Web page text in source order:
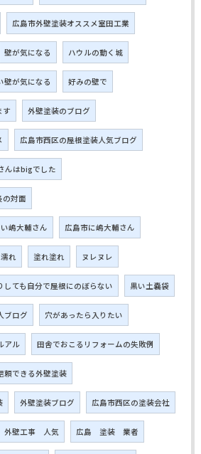
広島市外壁塗装オススメ室田工業
壁が気になる ハウルの動く城
壁が気になる 好みの壁で
す 外壁塗装のブログ
広島市西区の屋根塗装人気ブログ
んはbigでした
の対面
嶋大輔さん 広島市に嶋大輔さん
れ 塗れ塗れ ヌレヌレ
しても自分で屋根にのぼらない 黒い土嚢袋
ブログ 穴があったら入りたい
アル 田舎でおこるリフォームの失敗例
頼できる外壁塗装
外壁塗装ブログ 広島市西区の塗装会社
外壁工事 人気 広島 塗装 業者